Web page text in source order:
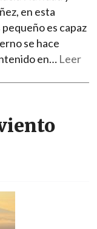
en esta
es capaz
se hace
en… Leer